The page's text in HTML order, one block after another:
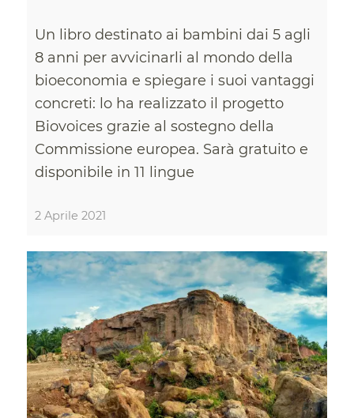
Un libro destinato ai bambini dai 5 agli
8 anni per avvicinarli al mondo della
bioeconomia e spiegare i suoi vantaggi
concreti: lo ha realizzato il progetto
Biovoices grazie al sostegno della
Commissione europea. Sarà gratuito e
disponibile in 11 lingue
2 Aprile 2021